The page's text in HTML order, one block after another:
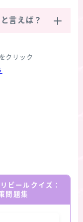
言えば？
クリック
ビールクイズ：
問題集